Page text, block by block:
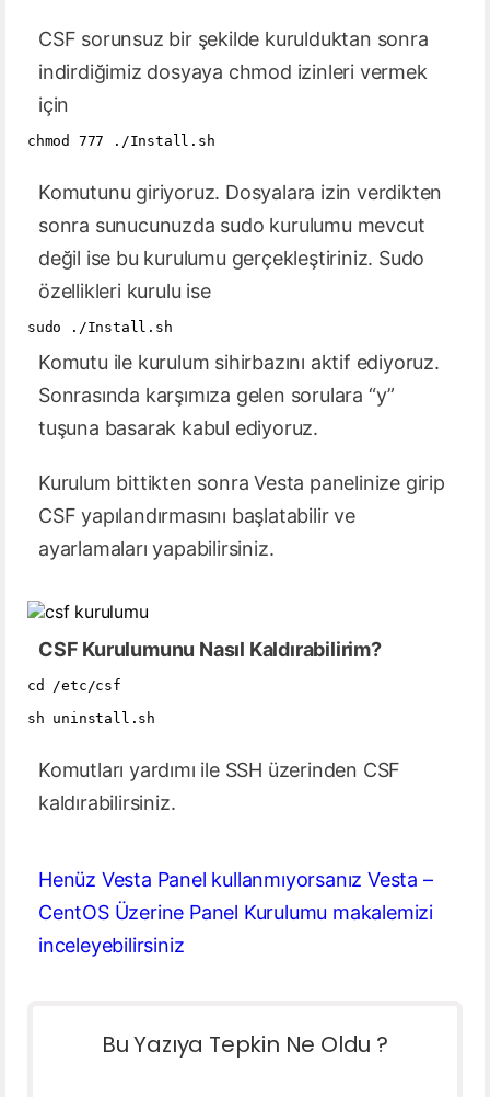
CSF sorunsuz bir şekilde kurulduktan sonra
indirdiğimiz dosyaya chmod izinleri vermek
için
chmod 777 ./Install.sh
Komutunu giriyoruz. Dosyalara izin verdikten
sonra sunucunuzda sudo kurulumu mevcut
değil ise bu kurulumu gerçekleştiriniz. Sudo
özellikleri kurulu ise
Komutu ile kurulum sihirbazını aktif ediyoruz.
Sonrasında karşımıza gelen sorulara “y”
tuşuna basarak kabul ediyoruz.
Kurulum bittikten sonra Vesta panelinize girip
CSF yapılandırmasını başlatabilir ve
ayarlamaları yapabilirsiniz.
CSF Kurulumunu Nasıl Kaldırabilirim?
cd /etc/csf
sh uninstall.sh
Komutları yardımı ile SSH üzerinden CSF
kaldırabilirsiniz.
Henüz Vesta Panel kullanmıyorsanız Vesta –
CentOS Üzerine Panel Kurulumu makalemizi
inceleyebilirsiniz
Bu Yazıya Tepkin Ne Oldu ?